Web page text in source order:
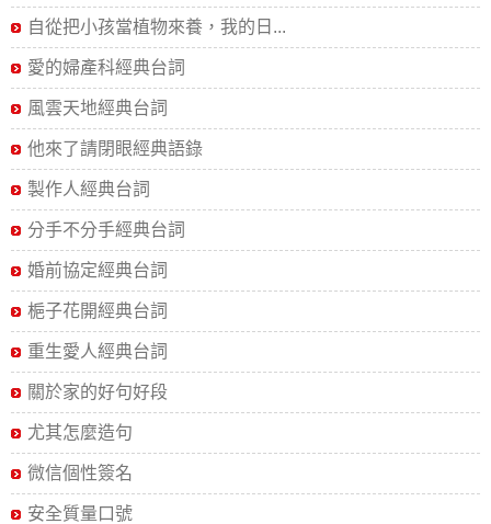
自從把小孩當植物來養，我的日...
愛的婦產科經典台詞
風雲天地經典台詞
他來了請閉眼經典語錄
製作人經典台詞
分手不分手經典台詞
婚前協定經典台詞
梔子花開經典台詞
重生愛人經典台詞
關於家的好句好段
尤其怎麼造句
微信個性簽名
安全質量口號